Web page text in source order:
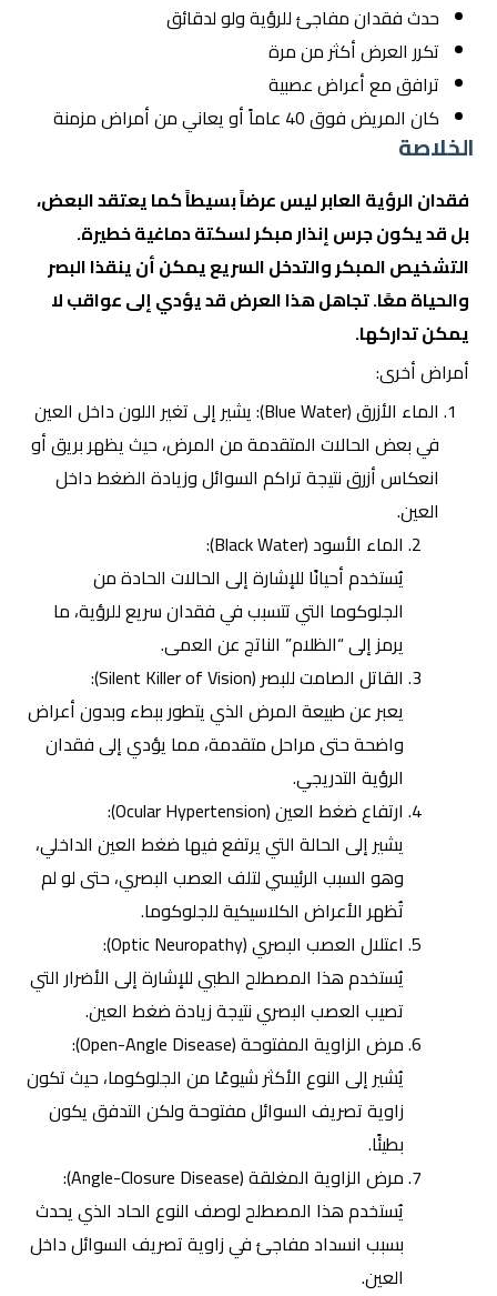
حدث فقدان مفاجئ للرؤية ولو لدقائق
تكرر العرض أكثر من مرة
ترافق مع أعراض عصبية
كان المريض فوق 40 عاماً أو يعاني من أمراض مزمنة
الخلاصة
فقدان الرؤية العابر ليس عرضاً بسيطاً كما يعتقد البعض،
بل قد يكون جرس إنذار مبكر لسكتة دماغية خطيرة.
التشخيص المبكر والتدخل السريع يمكن أن ينقذا البصر
والحياة معًا. تجاهل هذا العرض قد يؤدي إلى عواقب لا
يمكن تداركها.
أمراض أخرى:
الماء الأزرق (Blue Water): يشير إلى تغير اللون داخل العين
في بعض الحالات المتقدمة من المرض، حيث يظهر بريق أو
انعكاس أزرق نتيجة تراكم السوائل وزيادة الضغط داخل
العين.
الماء الأسود (Black Water):
يُستخدم أحيانًا للإشارة إلى الحالات الحادة من
الجلوكوما التي تتسبب في فقدان سريع للرؤية، ما
يرمز إلى “الظلام” الناتج عن العمى.
القاتل الصامت للبصر(Silent Killer of Vision):
يعبر عن طبيعة المرض الذي يتطور ببطء وبدون أعراض
واضحة حتى مراحل متقدمة، مما يؤدي إلى فقدان
الرؤية التدريجي.
ارتفاع ضغط العين (Ocular Hypertension):
يشير إلى الحالة التي يرتفع فيها ضغط العين الداخلي،
وهو السبب الرئيسي لتلف العصب البصري، حتى لو لم
تُظهر الأعراض الكلاسيكية للجلوكوما.
اعتلال العصب البصري (Optic Neuropathy):
يُستخدم هذا المصطلح الطبي للإشارة إلى الأضرار التي
تصيب العصب البصري نتيجة زيادة ضغط العين.
مرض الزاوية المفتوحة (Open-Angle Disease):
يُشير إلى النوع الأكثر شيوعًا من الجلوكوما، حيث تكون
زاوية تصريف السوائل مفتوحة ولكن التدفق يكون
بطيئًا.
مرض الزاوية المغلقة (Angle-Closure Disease):
يُستخدم هذا المصطلح لوصف النوع الحاد الذي يحدث
بسبب انسداد مفاجئ في زاوية تصريف السوائل داخل
العين.